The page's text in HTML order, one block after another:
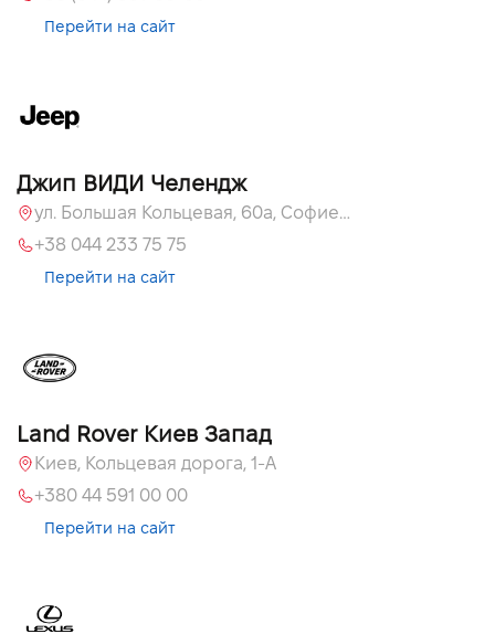
Перейти на сайт
Джип ВИДИ Челендж
ул. Большая Кольцевая, 60а, Софиевская Борщаговка, Киевская обл.
+38 044 233 75 75
Перейти на сайт
Land Rover Киев Запад
Киев, Кольцевая дорога, 1-А
+380 44 591 00 00
Перейти на сайт